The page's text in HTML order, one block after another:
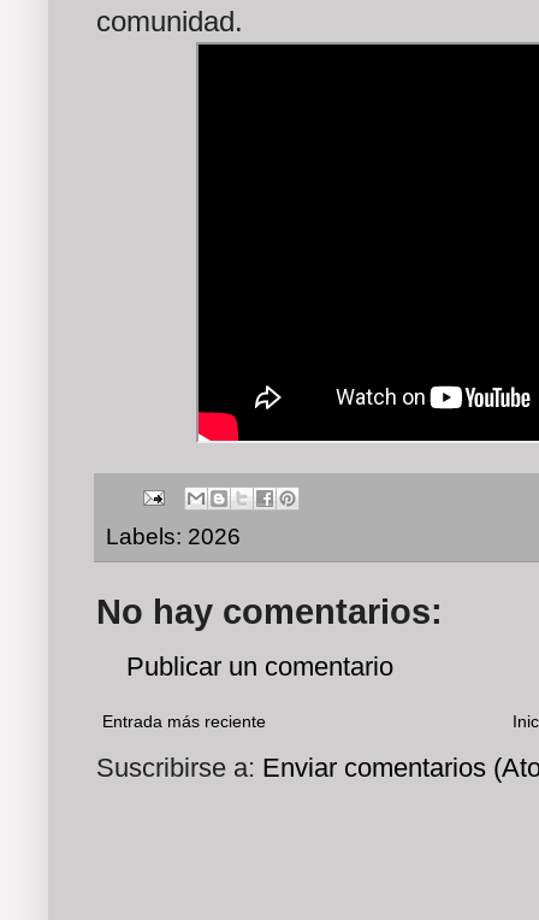
comunidad.
Labels: 2026
No hay comentarios:
Publicar un comentario
Entrada más reciente
Suscribirse a: Enviar comentarios